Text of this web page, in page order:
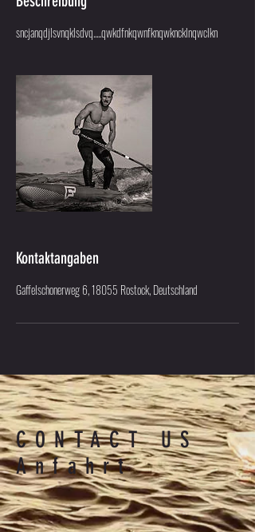
sncjanqdjlsvnqklsdvq.....qwkdfnkqwnfknqwkncklnqwclkn
Kontaktangaben
Gaffelschonerweg 6, 18055 Rostock, Deutschland
CONTACT US
Anfahrt